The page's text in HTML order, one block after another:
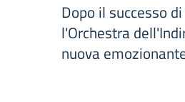
Dopo il successo
l'Orchestra
nuova